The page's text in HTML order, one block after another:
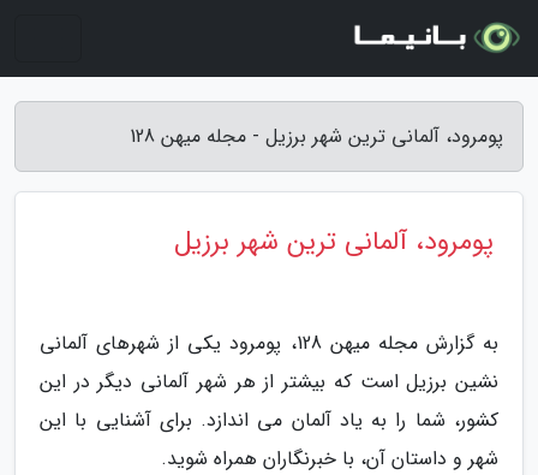
پومرود، آلمانی ترین شهر برزیل - مجله میهن 128
پومرود، آلمانی ترین شهر برزیل
به گزارش مجله میهن 128، پومرود یکی از شهرهای آلمانی
نشین برزیل است که بیشتر از هر شهر آلمانی دیگر در این
کشور، شما را به یاد آلمان می اندازد. برای آشنایی با این
شهر و داستان آن، با خبرنگاران همراه شوید.